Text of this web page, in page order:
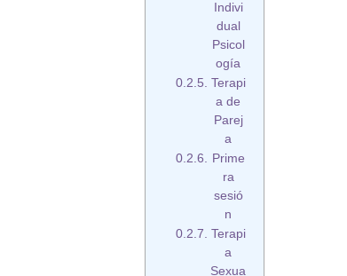
Indivi
dual
Psicol
ogía
Terapi
a de
Parej
a
Prime
ra
sesió
n
Terapi
a
Sexua